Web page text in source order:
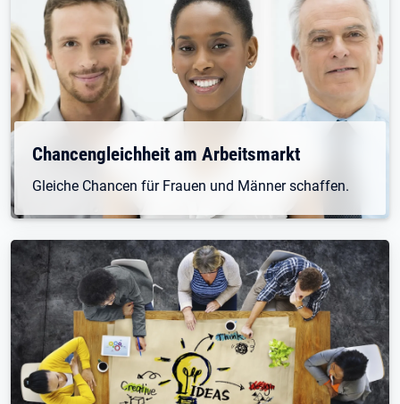
Chancengleichheit am Arbeitsmarkt
Gleiche Chancen für Frauen und Männer schaffen.